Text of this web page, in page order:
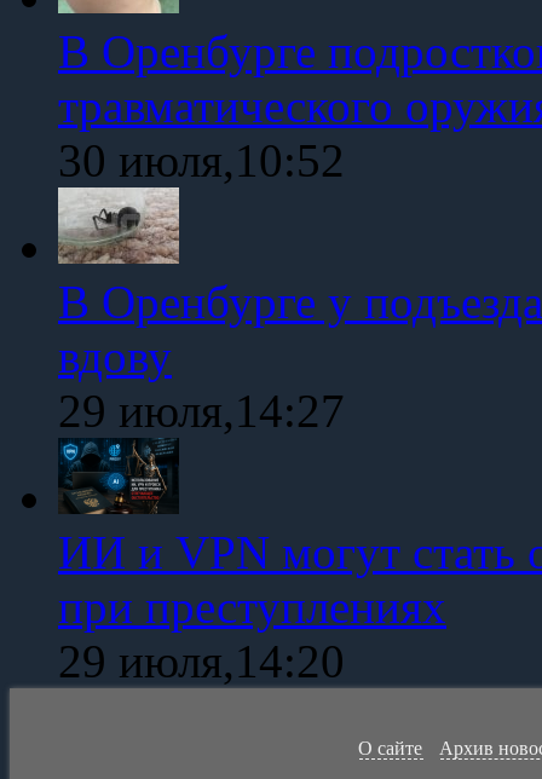
В Оренбурге
травматического
30 июля,10:52
В Оренбурге у
вдову
29 июля,14:27
ИИ и VPN могут стать
при преступлениях
29 июля,14:20
О сайте Архив